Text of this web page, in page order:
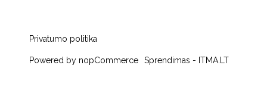
Powered by nopCommerce Sprendimas - ITMA.LT
Privatumo politika